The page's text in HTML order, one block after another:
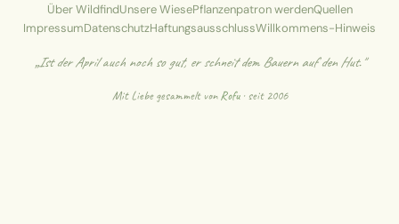
Über WildfindUnsere WiesePflanzenpatron werdenQuellen
ImpressumDatenschutzHaftungsausschlussWillkommens-Hinweis
„Ist der April auch noch so gut, er schneit dem Bauern auf den Hut."
Mit Liebe gesammelt vonRofu· seit 2006